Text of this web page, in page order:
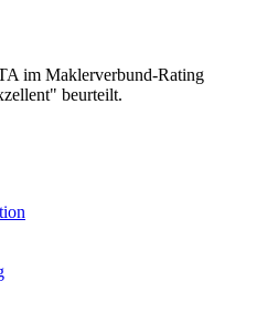
im Maklerverbund-Rating
beurteilt.